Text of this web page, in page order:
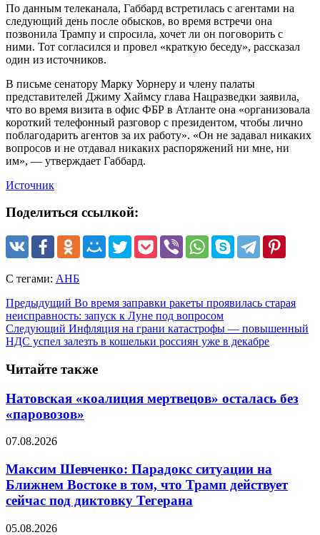
По данным телеканала, Габбард встретилась с агентами на
следующий день после обысков, во время встречи она
позвонила Трампу и спросила, хочет ли он поговорить с
ними. Тот согласился и провел «краткую беседу», рассказал
один из источников.
В письме сенатору Марку Уорнеру и члену палаты
представителей Джиму Хаймсу глава Нацразведки заявила,
что во время визита в офис ФБР в Атланте она «организовала
короткий телефонный разговор с президентом, чтобы лично
поблагодарить агентов за их работу». «Он не задавал никаких
вопросов и не отдавал никаких распоряжений ни мне, ни
им», — утверждает Габбард.
Источник
Поделиться ссылкой:
С тегами: АНБ
Предыдущий Во время заправки ракеты проявилась старая
неисправность: запуск к Луне под вопросом
Следующий Инфляция на грани катастрофы — повышенный
НДС успел залезть в кошельки россиян уже в декабре
Читайте также
Натовская «коалиция мертвецов» осталась без
«паровозов»
07.08.2026
Максим Шевченко: Парадокс ситуации на
Ближнем Востоке в том, что Трамп действует
сейчас под диктовку Тегерана
05.08.2026